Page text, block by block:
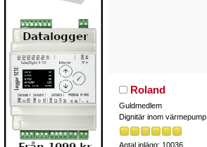
Roland
Guldmedlem
Dignitär inom värmepump
Antal inlägg: 10036